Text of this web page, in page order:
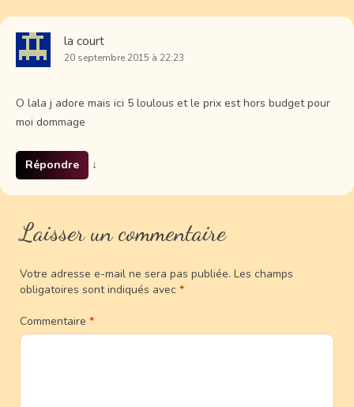
la court
20 septembre 2015 à 22:23
O lala j adore mais ici 5 loulous et le prix est hors budget pour
moi dommage
Répondre ↓
Laisser un commentaire
Votre adresse e-mail ne sera pas publiée. Les champs
obligatoires sont indiqués avec *
Commentaire *